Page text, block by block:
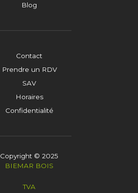
Blog
Contact
Prendre un RDV
SAV
Horaires
Confidentialité
Copyright © 2025
BIEMAR BOIS
TVA